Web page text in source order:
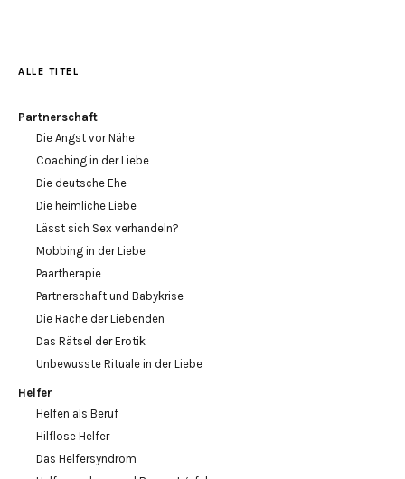
ALLE TITEL
Partnerschaft
Die Angst vor Nähe
Coaching in der Liebe
Die deutsche Ehe
Die heimliche Liebe
Lässt sich Sex verhandeln?
Mobbing in der Liebe
Paartherapie
Partnerschaft und Babykrise
Die Rache der Liebenden
Das Rätsel der Erotik
Unbewusste Rituale in der Liebe
Helfer
Helfen als Beruf
Hilflose Helfer
Das Helfersyndrom